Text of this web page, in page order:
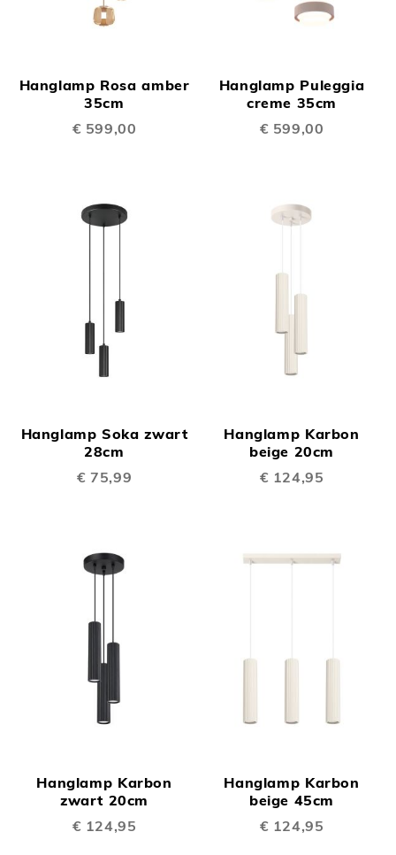
Hanglamp Rosa amber
35cm
€ 599,00
Hanglamp Puleggia
creme 35cm
€ 599,00
Hanglamp Soka zwart
28cm
€ 75,99
Hanglamp Karbon
beige 20cm
€ 124,95
Hanglamp Karbon
zwart 20cm
€ 124,95
Hanglamp Karbon
beige 45cm
€ 124,95